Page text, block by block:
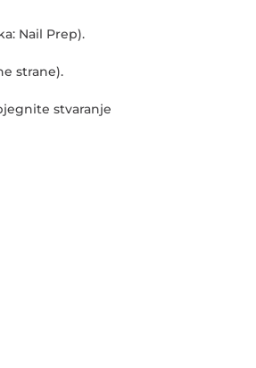
Nail Prep).
strane).
stvaranje